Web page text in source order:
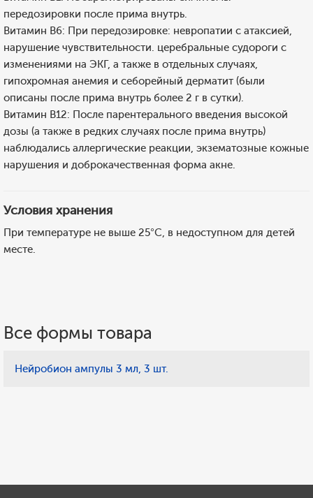
передозировки после прима внутрь.
Витамин В6: При передозировке: невропатии с атаксией,
нарушение чувствительности. церебральные судороги с
изменениями на ЭКГ, а также в отдельных случаях,
гипохромная анемия и себорейный дерматит (были
описаны после прима внутрь более 2 г в сутки).
Витамин В12: После парентерального введения высокой
дозы (а также в редких случаях после прима внутрь)
наблюдались аллергические реакции, экзематозные кожные
нарушения и доброкачественная форма акне.
Условия хранения
При температуре не выше 25°С, в недоступном для детей
месте.
Все формы товара
Нейробион ампулы 3 мл, 3 шт.